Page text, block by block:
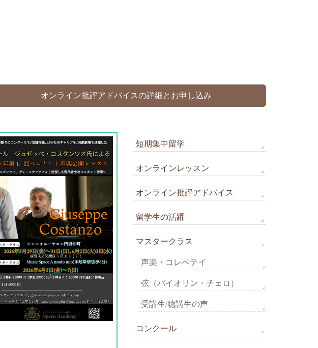
オンライン批評アドバイスの詳細とお申し込み
短期集中留学
オンラインレッスン
オンライン批評アドバイス
留学生の活躍
マスタークラス
声楽・コレペテイ
弦（バイオリン・チェロ）
受講生/聴講生の声
コンクール